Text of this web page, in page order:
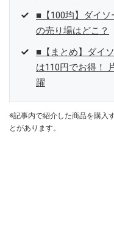
■【100均】ダイソ
の売り場はどこ？
■【まとめ】ダイ
は110円でお得！
躍
※記事内で紹介した商品を購入
とがあります。